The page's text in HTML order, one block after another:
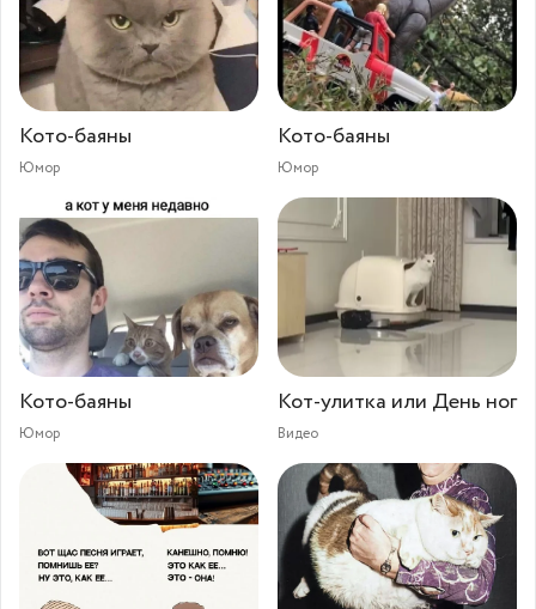
Кото-баяны
Юмор
Кото-баяны
Юмор
Кото-баяны
Юмор
Кот-улитка или День ног
Видео